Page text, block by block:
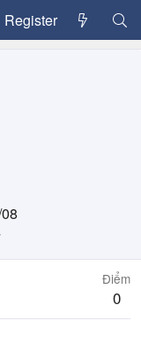
Register
Điểm
0